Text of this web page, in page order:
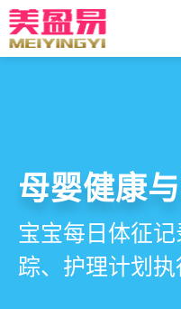
智慧月子
一站式解决月
餐饮、会员、
理
母婴健康
宝宝每日体征
踪、护理计划
房态与预
在线选房、预
源调度，提升
会员营销
会员积分、套
户关怀，提升